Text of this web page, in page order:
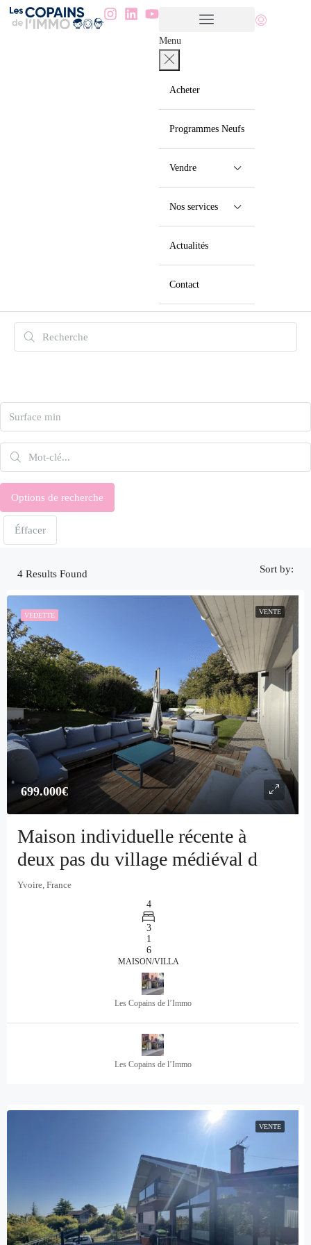
Menu
Acheter
Programmes Neufs
Vendre
Nos services
Actualités
Contact
Options de recherche
Éffacer
4 Results Found Sort by:
VEDETTE VENTE
699.000€
Maison individuelle récente à
deux pas du village médiéval d
Yvoire, France
4
3
1
6
MAISON/VILLA
Les Copains de l’Immo
Les Copains de l’Immo
VENTE